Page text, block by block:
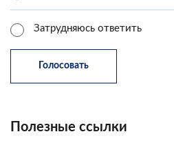
Затрудняюсь ответить
Полезные ссылки